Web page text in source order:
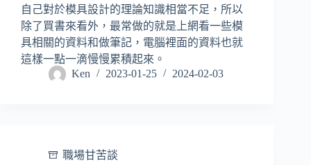
自己對於模具設計的理論知識相當不足，所以
除了買書來看外，最常做的就是上網看一些模
具相關的資料和做筆記，電腦裡面的資料也就
這樣一點一滴慢慢累積起來。
Ken
2023-01-25 2024-02-03
職場甘苦談